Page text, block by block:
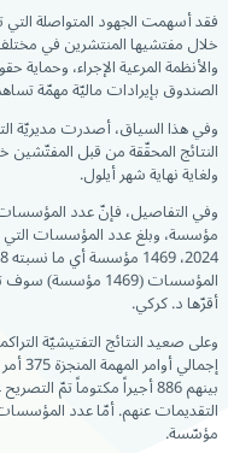
فقد أسهمت الجهود المتواصلة التي
خلال مفتشيها المنتشرين في مختلف
والأنظمة المرعية الإجراء،
الصندوق بإيرادات ماليّة مهمّة
وفي هذا السياق، أصدرت مديريّة
ولغاية نهاية شهر أيلول.
مؤسسة، وبلغ عدد المؤسسات
المؤسسات (1469
أقرّها د. كركي.
مؤسّسة.